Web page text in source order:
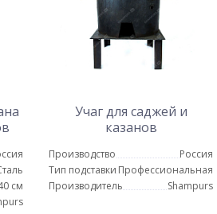
Пчак рог средний с
см
Учаг для саджей и
казанов
Производство
Россия
Тип подставки Профессиональная
Производитель
Shampurs